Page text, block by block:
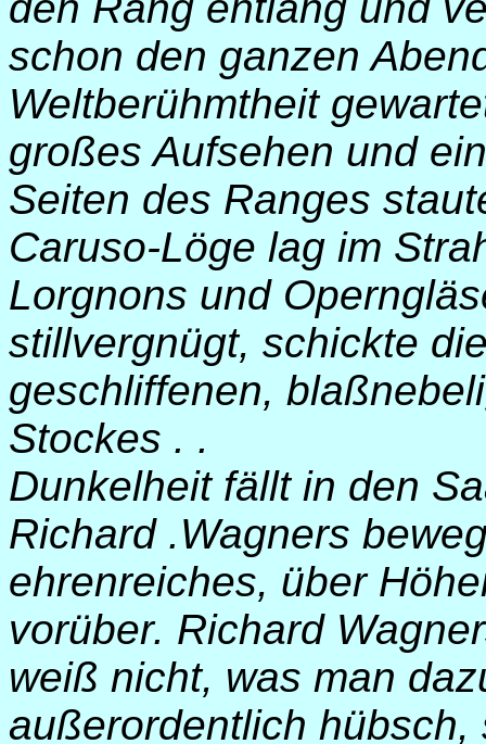
schon den ganzen
Weltberühmtheit
großes Aufsehen und
Seiten des Ranges
Caruso-Löge lag im
Lorgnons und
stillvergnügt, schickte
geschliffenen,
Stockes . .
Dunkelheit fällt in den
Richard .Wagners
ehrenreiches, über
vorüber. Richard
weiß nicht, was man
außerordentlich